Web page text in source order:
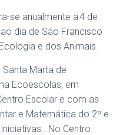
se anualmente a 4 de
dia de São Francisco
e dos Animais.
Marta de
Ecoescolas, em
Escolar e com as
e Matemática do 2º e
No Centro